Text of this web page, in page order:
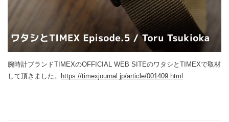
腕時計ブランドTIMEXのOFFICIAL WEB SITEのワタシとTIMEXで取材
して頂きました。
https://timexjournal.jp/article/001409.html